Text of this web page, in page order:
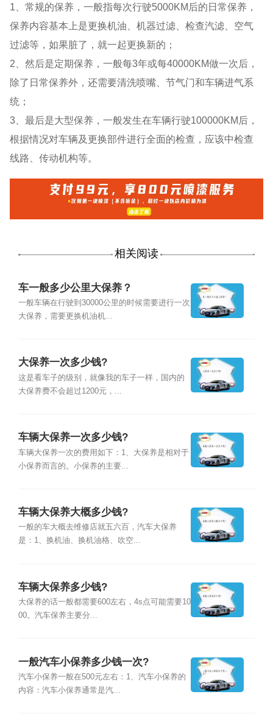
1、常规的保养，一般指每次行驶5000KM后的日常保养，
保养内容基本上是更换机油、机器过滤、检查汽滤、空气
过滤等，如果脏了，就一起更换新的；
2、然后是定期保养，一般每3年或每40000KM做一次后，
除了日常保养外，还需要清洗喷嘴、节气门和车辆进气系
统；
3、最后是大型保养，一般发生在车辆行驶100000KM后，
根据情况对车辆及更换部件进行全面的检查，应该中检查
线路、传动机构等。
相关阅读
车一般多少公里大保养？
一般车辆在行驶到30000公里的时候需要进行一次
大保养，需要更换机油机...
大保养一次多少钱?
这是看车子的级别，就像我的车子一样，国内的
大保养费不会超过1200元，...
车辆大保养一次多少钱?
车辆大保养一次的费用如下：1、大保养是相对于
小保养而言的。小保养的主要...
车辆大保养大概多少钱?
一般的车大概去维修店就五六百，汽车大保养
是：1、换机油、换机油格、吹空...
车辆大保养多少钱?
大保养的话一般都需要600左右，4s点可能需要10
00。汽车保养主要分...
一般汽车小保养多少钱一次?
汽车小保养一般在500元左右：1、汽车小保养的
内容：汽车小保养通常是汽...